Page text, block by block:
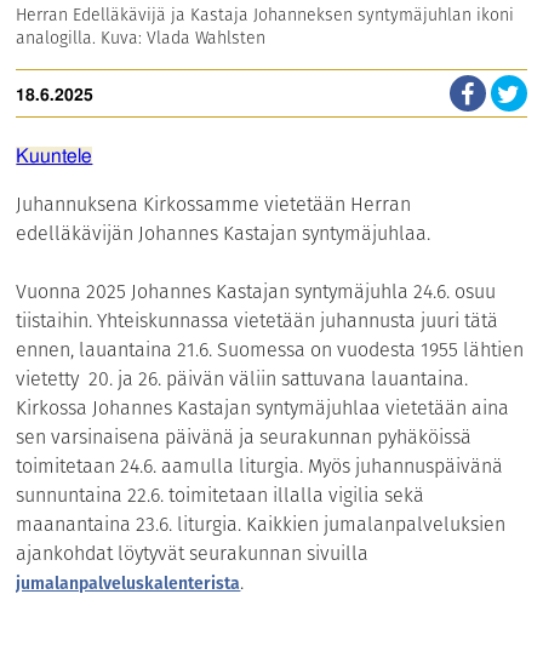
Herran Edelläkävijä ja Kastaja Johanneksen syntymäjuhlan ikoni
analogilla. Kuva: Vlada Wahlsten
18.6.2025
Kuuntele
Juhannuksena Kirkossamme vietetään Herran
edelläkävijän Johannes Kastajan syntymäjuhlaa.
Vuonna 2025 Johannes Kastajan syntymäjuhla 24.6. osuu
tiistaihin. Yhteiskunnassa vietetään juhannusta juuri tätä
ennen, lauantaina 21.6. Suomessa on vuodesta 1955 lähtien
vietetty 20. ja 26. päivän väliin sattuvana lauantaina.
Kirkossa Johannes Kastajan syntymäjuhlaa vietetään aina
sen varsinaisena päivänä ja seurakunnan pyhäköissä
toimitetaan 24.6. aamulla liturgia. Myös juhannuspäivänä
sunnuntaina 22.6. toimitetaan illalla vigilia sekä
maanantaina 23.6. liturgia. Kaikkien jumalanpalveluksien
ajankohdat löytyvät seurakunnan sivuilla
jumalanpalveluskalenterista.